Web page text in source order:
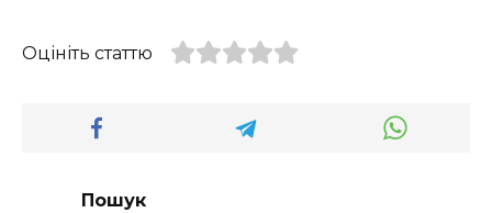
Оцініть статтю
Пошук